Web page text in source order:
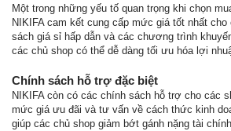
Một trong những yếu tố quan trọng khi chọn
NIKIFA cam kết cung cấp mức giá tốt nhất
sách giá sỉ hấp dẫn và các chương trình
các chủ shop có thể dễ dàng tối ưu hóa lợi
Chính sách hỗ trợ đặc biệt
NIKIFA còn có các chính sách hỗ trợ cho các
mức giá ưu đãi và tư vấn về cách thức kinh
giúp các chủ shop giảm bớt gánh nặng tài